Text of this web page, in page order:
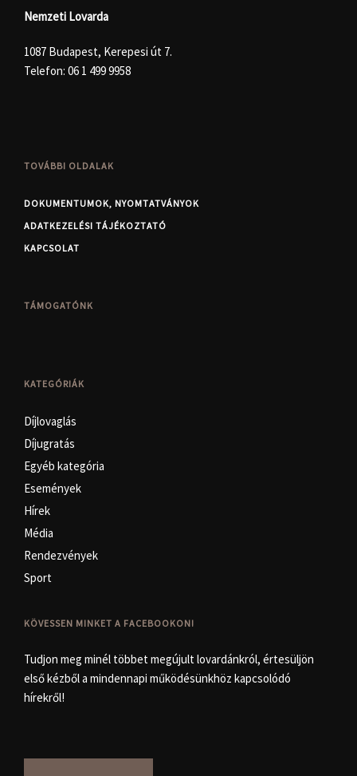
Nemzeti Lovarda
1087 Budapest, Kerepesi út 7.
Telefon: 06 1 499 9958
TOVÁBBI OLDALAK
DOKUMENTUMOK, NYOMTATVÁNYOK
ADATKEZELÉSI TÁJÉKOZTATÓ
KAPCSOLAT
TÁMOGATÓNK
KATEGÓRIÁK
Díjlovaglás
Díjugratás
Egyéb kategória
Események
Hírek
Média
Rendezvények
Sport
KÖVESSEN MINKET A FACEBOOKON!
Tudjon meg minél többet megújult lovardánkról, értesüljön
első kézből a mindennapi működésünkhöz kapcsolódó
hírekről!